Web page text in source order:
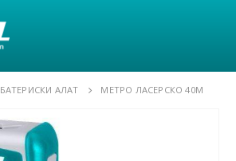
БАТЕРИСКИ АЛАТ МЕТРО ЛАСЕРСКО 40М